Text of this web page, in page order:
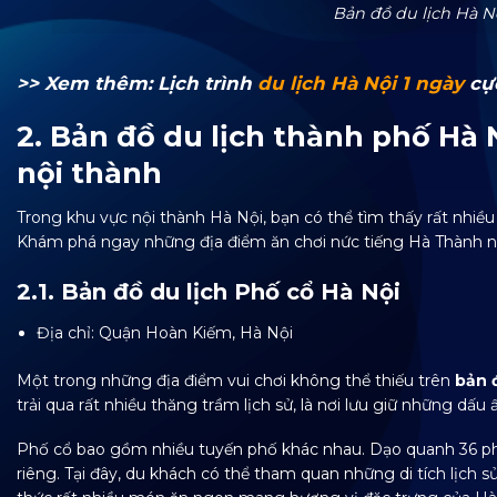
Bản đồ du lịch Hà
>> Xem thêm: Lịch trình du lịch Hà Nội 1 ngày
2. Bản đồ du lịch thành phố Hà
nội thành
Trong khu vực nội thành Hà Nội, bạn có thể tìm thấy rất
Khám phá ngay những địa điểm ăn chơi nức tiếng Hà Thành
2.1. Bản đồ du lịch Phố cổ Hà Nội
Địa chỉ: Quận Hoàn Kiếm, Hà Nội
Một trong những địa điểm vui chơi không thể thiếu trên bản
trải qua rất nhiều thăng trầm lịch sử, là nơi lưu giữ những dấu
Phố cổ bao gồm nhiều tuyến phố khác nhau. Dạo quanh 36
riêng. Tại đây, du khách có thể tham quan những di tích lịch